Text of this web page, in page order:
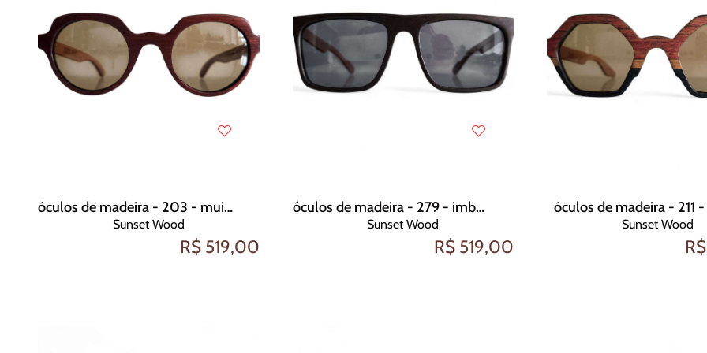
óculos de madeira - 203 - muirapiranga
Sunset Wood
R$ 519,00
óculos de madeira - 279 - imbuia
Sunset Wood
R$ 519,00
óculos de madeira - 211
Sunset Wood